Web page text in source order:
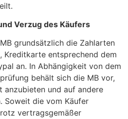
Verzug des Käufers
grundsätzlich die Zahlarten
Kreditkarte entsprechend dem
an. In Abhängigkeit von dem
behält sich die MB vor,
anzubieten und auf andere
Soweit die vom Käufer
vertragsgemäßer